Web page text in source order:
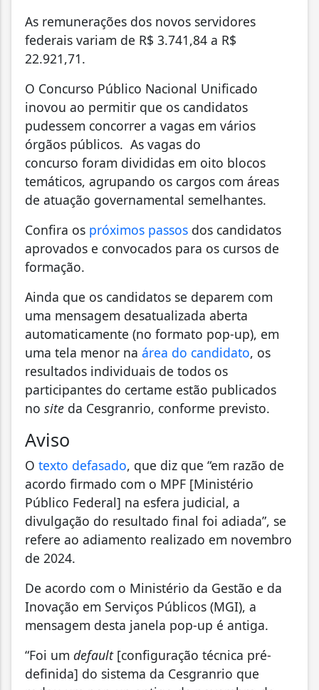
As remunerações dos novos servidores
federais variam de R$ 3.741,84 a R$
22.921,71.
O Concurso Público Nacional Unificado
inovou ao permitir que os candidatos
pudessem concorrer a vagas em vários
órgãos públicos. As vagas do
concurso foram divididas em oito blocos
temáticos, agrupando os cargos com áreas
de atuação governamental semelhantes.
Confira os próximos passos dos candidatos
aprovados e convocados para os cursos de
formação.
Ainda que os candidatos se deparem com
uma mensagem desatualizada aberta
automaticamente (no formato pop-up), em
uma tela menor na área do candidato, os
resultados individuais de todos os
participantes do certame estão publicados
no site da Cesgranrio, conforme previsto.
Aviso
O texto defasado, que diz que “em razão de
acordo firmado com o MPF [Ministério
Público Federal] na esfera judicial, a
divulgação do resultado final foi adiada”, se
refere ao adiamento realizado em novembro
de 2024.
De acordo com o Ministério da Gestão e da
Inovação em Serviços Públicos (MGI), a
mensagem desta janela pop-up é antiga.
“Foi um default[configuração técnica pré-
definida] do sistema da Cesgranrio que